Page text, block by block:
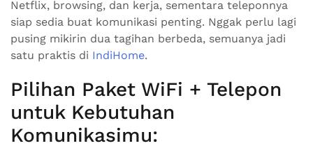
Netflix, browsing, dan kerja, sementara teleponnya
siap sedia buat komunikasi penting. Nggak perlu lagi
pusing mikirin dua tagihan berbeda, semuanya jadi
satu praktis di IndiHome.
Pilihan Paket WiFi + Telepon
untuk Kebutuhan
Komunikasimu: